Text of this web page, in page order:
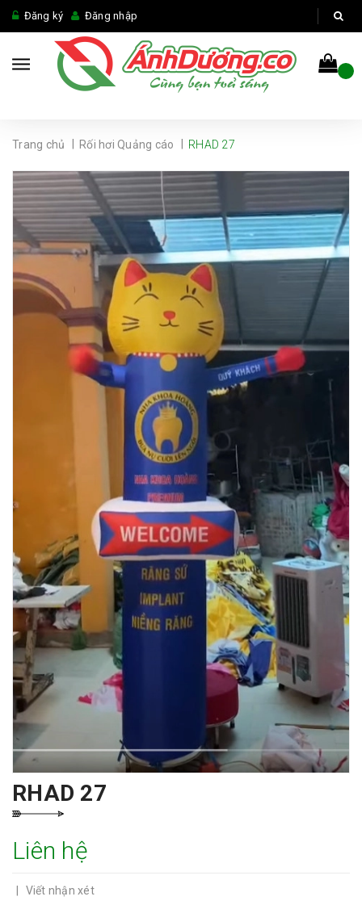
Đăng ký Đăng nhập
Trang chủ Rối hơi Quảng cáo RHAD 27
RHAD 27
Liên hệ
Viết nhận xét